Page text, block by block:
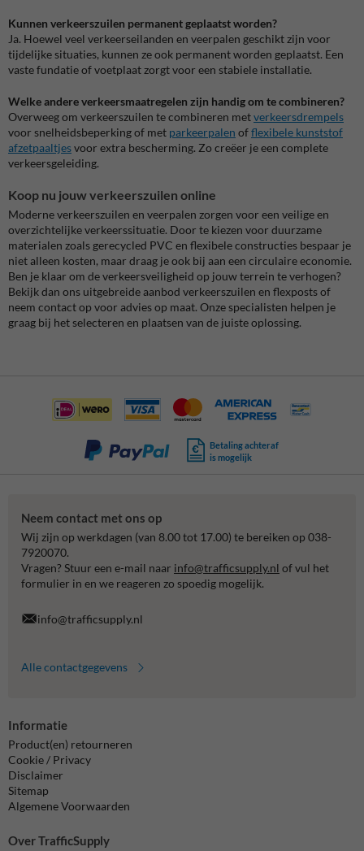
Kunnen verkeerszuilen permanent geplaatst worden?
Ja. Hoewel veel verkeerseilanden en veerpalen geschikt zijn voor
tijdelijke situaties, kunnen ze ook permanent worden geplaatst. Een
vaste fundatie of voetplaat zorgt voor een stabiele installatie.
Welke andere verkeersmaatregelen zijn handig om te combineren?
Overweeg om verkeerszuilen te combineren metverkeersdrempels
voor snelheidsbeperking of met parkeerpalen offlexibele kunststof
afzetpaaltjesvoor extra bescherming. Zo creëer je een complete
verkeersgeleiding.
Koop nu jouw verkeerszuilen online
Moderne verkeerszuilen en veerpalen zorgen voor een veilige en
overzichtelijke verkeerssituatie. Door te kiezen voor duurzame
materialen zoals gerecycled PVC en flexibele constructies bespaar je
niet alleen kosten, maar draag je ook bij aan een circulaire economie.
Ben je klaar om de verkeersveiligheid op jouw terrein te verhogen?
Bekijk dan ons uitgebreide aanbod verkeerszuilen en flexposts of
neem contact op voor advies op maat. Onze specialisten helpen je
graag bij het selecteren en plaatsen van de juiste oplossing.
Betaling achteraf
is mogelijk
Neem contact met ons op
Wij zijn op werkdagen (van 8.00 tot 17.00) te bereiken op 038-
7920070.
Vragen? Stuur een e-mail naar info@trafficsupply.nl of vul het
formulier in en we reageren zo spoedig mogelijk.
info@trafficsupply.nl
Alle contactgegevens
Informatie
Product(en) retourneren
Cookie / Privacy
Disclaimer
Sitemap
Algemene Voorwaarden
Over TrafficSupply